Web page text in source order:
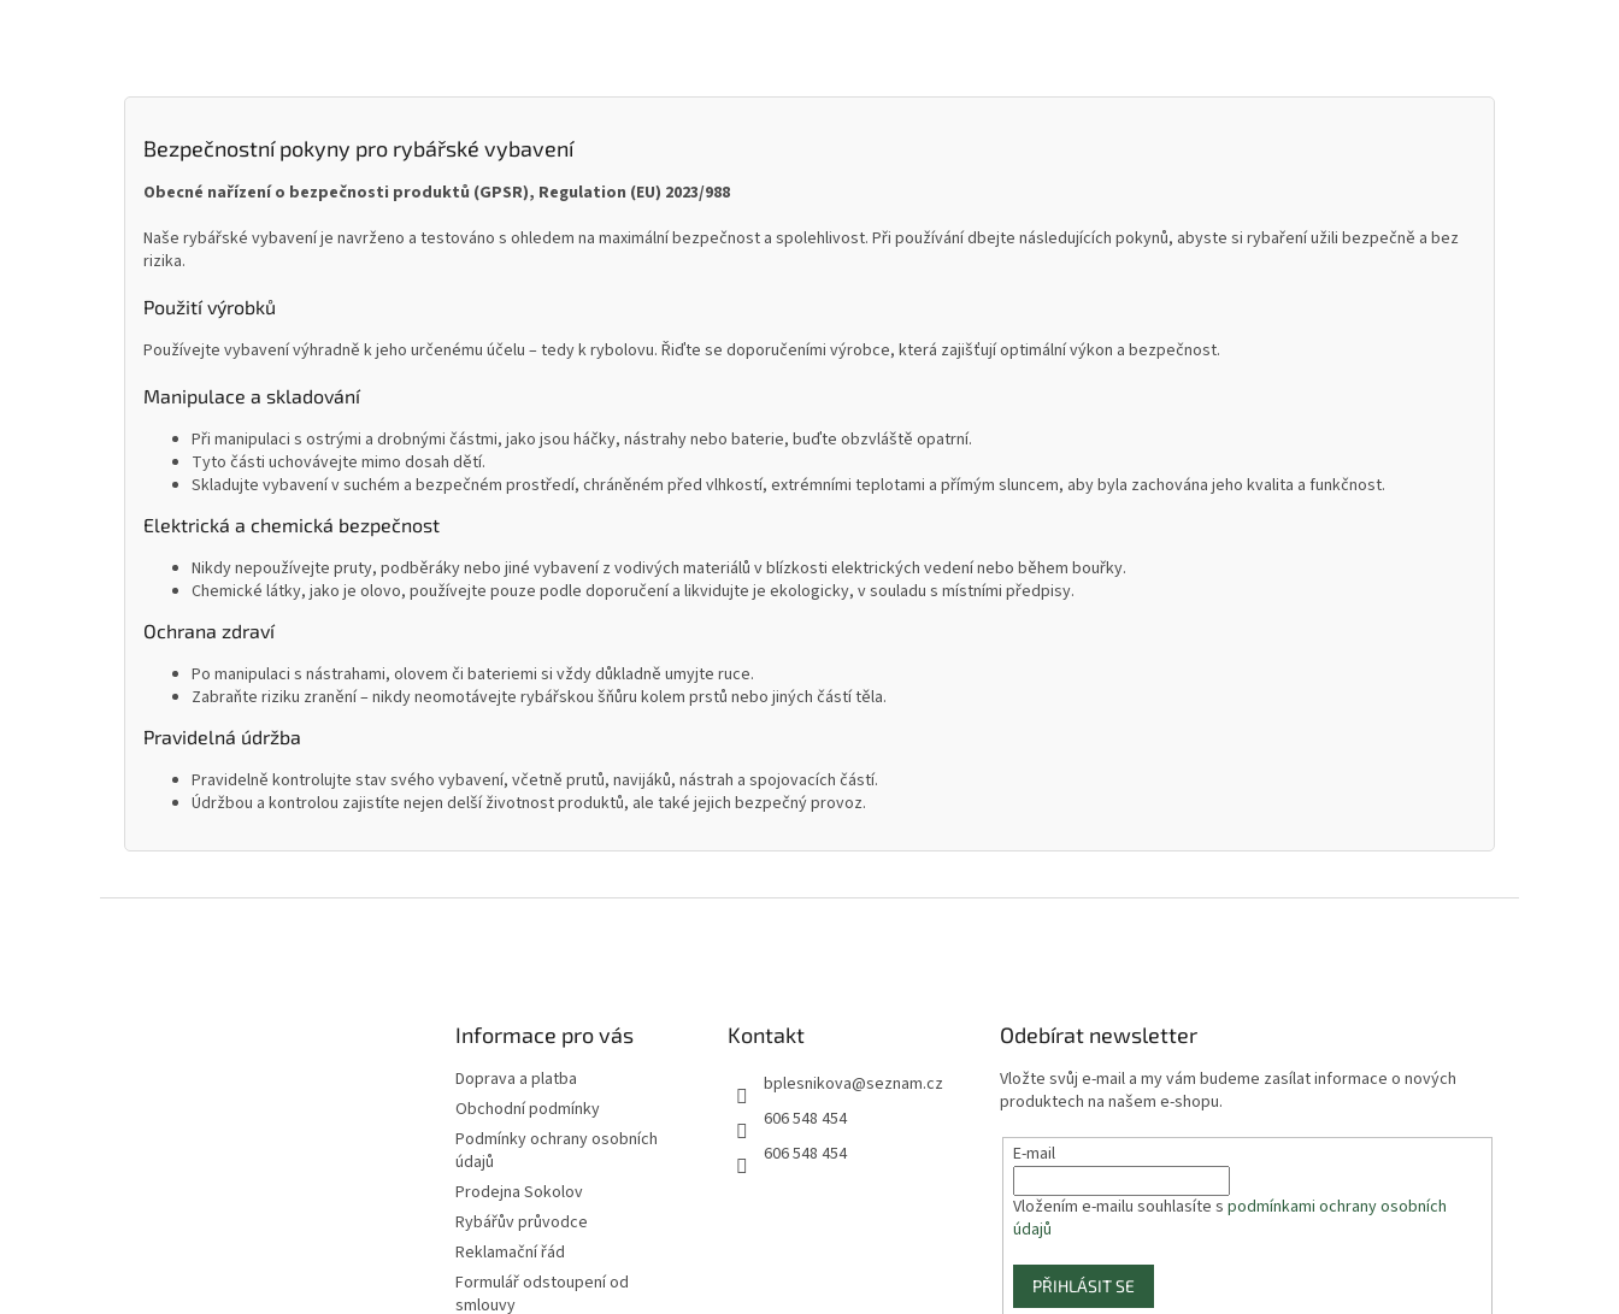
Bezpečnostní pokyny pro rybářské vybavení
Obecné nařízení o bezpečnosti produktů (GPSR), Regulation (EU) 2023/988
Naše rybářské vybavení je navrženo a testováno s ohledem na maximální bezpečnost a spolehlivost. Při používání dbejte následujících pokynů, abyste si rybaření užili bezpečně a bez
rizika.
Použití výrobků
Používejte vybavení výhradně k jeho určenému účelu – tedy k rybolovu. Řiďte se doporučeními výrobce, která zajišťují optimální výkon a bezpečnost.
Manipulace a skladování
Při manipulaci s ostrými a drobnými částmi, jako jsou háčky, nástrahy nebo baterie, buďte obzvláště opatrní.
Tyto části uchovávejte mimo dosah dětí.
Skladujte vybavení v suchém a bezpečném prostředí, chráněném před vlhkostí, extrémními teplotami a přímým sluncem, aby byla zachována jeho kvalita a funkčnost.
Elektrická a chemická bezpečnost
Nikdy nepoužívejte pruty, podběráky nebo jiné vybavení z vodivých materiálů v blízkosti elektrických vedení nebo během bouřky.
Chemické látky, jako je olovo, používejte pouze podle doporučení a likvidujte je ekologicky, v souladu s místními předpisy.
Ochrana zdraví
Po manipulaci s nástrahami, olovem či bateriemi si vždy důkladně umyjte ruce.
Zabraňte riziku zranění – nikdy neomotávejte rybářskou šňůru kolem prstů nebo jiných částí těla.
Pravidelná údržba
Pravidelně kontrolujte stav svého vybavení, včetně prutů, navijáků, nástrah a spojovacích částí.
Údržbou a kontrolou zajistíte nejen delší životnost produktů, ale také jejich bezpečný provoz.
Informace pro vás
Doprava a platba
Obchodní podmínky
Podmínky ochrany osobních
údajů
Prodejna Sokolov
Rybářův průvodce
Reklamační řád
Formulář odstoupení od
smlouvy
Kontakt
bplesnikova@seznam.cz
606 548 454
606 548 454
Odebírat newsletter
Vložte svůj e-mail a my vám budeme zasílat informace o nových
produktech na našem e-shopu.
E-mail
Vložením e-mailu souhlasíte spodmínkami ochrany osobních
údajů
PŘIHLÁSIT SE